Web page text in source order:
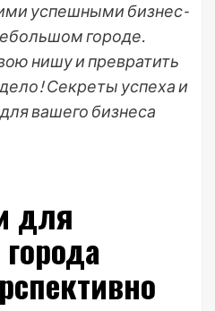
успешными бизнес-
городе.
нишу и превратить
Секреты успеха и
вашего бизнеса
для